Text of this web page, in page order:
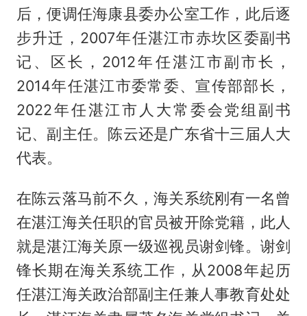
后，便调任海康县委办公室工作，此后逐
步升迁，2007年任湛江市赤坎区委副书
记、区长，2012年任湛江市副市长，
2014年任湛江市委常委、宣传部部长，
2022年任湛江市人大常委会党组副书
记、副主任。陈云还是广东省十三届人大
代表。
在陈云落马前不久，海关系统刚有一名曾
在湛江海关任职的官员被开除党籍，此人
就是湛江海关原一级巡视员谢剑锋。谢剑
锋长期在海关系统工作，从2008年起历
任湛江海关政治部副主任兼人事教育处处